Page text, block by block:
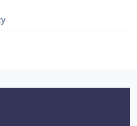
As-MTH-003-Sc-008-070-